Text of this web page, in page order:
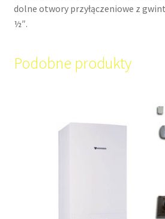
dolne otwory przyłączeniowe z
½″.
Podobne produkty